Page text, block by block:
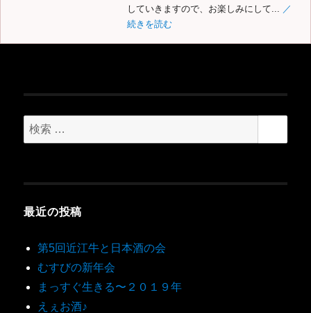
していきますので、お楽しみにして... ／
続きを読む
最近の投稿
第5回近江牛と日本酒の会
むすびの新年会
まっすぐ生きる〜２０１９年
えぇお酒♪